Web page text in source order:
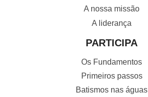
A nossa missão
A liderança
PARTICIPA
Os Fundamentos
Primeiros passos
Batismos nas águas